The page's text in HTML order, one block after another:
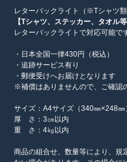
レターパックライト（※Tシャツ類
【Tシャツ、ステッカー、タオル
レターパックライトで対応可能で
・日本全国一律430円（税込）
・追跡サービス有り
・郵便受けへお届けとなります
※補償はありませんので、ご確認
サイズ：A4サイズ（340㎜×248㎜
厚 さ：3㎝以内
重 さ：4㎏以内
商品の組合せ、数量等により、規